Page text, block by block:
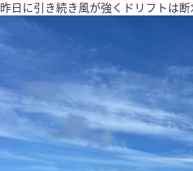
昨日に引き続き風が強くドリフトは